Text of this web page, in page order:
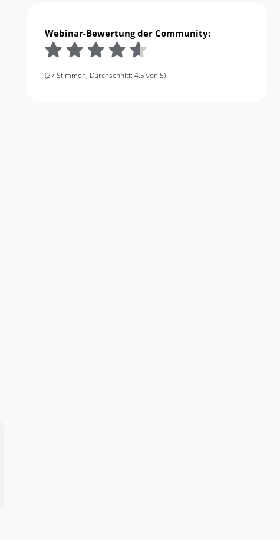
Webinar-Bewertung der Community:
(27 Stimmen, Durchschnitt: 4.5 von 5)